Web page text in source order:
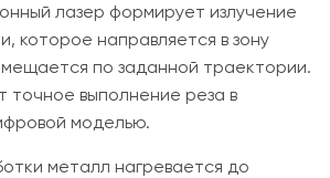
лазер формирует излучение
которое направляется в зону
по заданной траектории.
точное выполнение реза в
моделью.
металл нагревается до